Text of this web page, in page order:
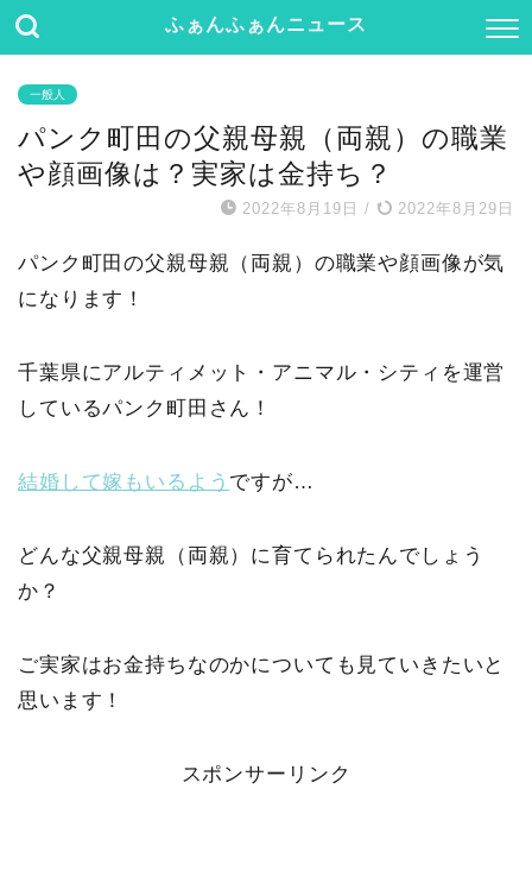
ふぁんふぁんニュース
一般人
パンク町田の父親母親（両親）の職業
や顔画像は？実家は金持ち？
2022年8月19日 / 2022年8月29日
パンク町田の父親母親（両親）の職業や顔画像が気
になります！
千葉県にアルティメット・アニマル・シティを運営
しているパンク町田さん！
結婚して嫁もいるよう ですが…
どんな父親母親（両親）に育てられたんでしょう
か？
ご実家はお金持ちなのかについても見ていきたいと
思います！
スポンサーリンク